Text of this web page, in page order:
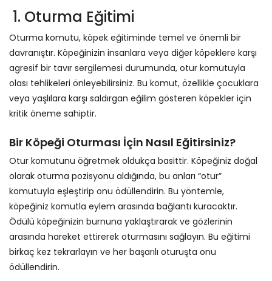
1. Oturma Eğitimi
Oturma komutu, köpek eğitiminde temel ve önemli bir
davranıştır. Köpeğinizin insanlara veya diğer köpeklere karşı
agresif bir tavır sergilemesi durumunda, otur komutuyla
olası tehlikeleri önleyebilirsiniz. Bu komut, özellikle çocuklara
veya yaşlılara karşı saldırgan eğilim gösteren köpekler için
kritik öneme sahiptir.
Bir Köpeği Oturması İçin Nasıl Eğitirsiniz?
Otur komutunu öğretmek oldukça basittir. Köpeğiniz doğal
olarak oturma pozisyonu aldığında, bu anları “otur”
komutuyla eşleştirip onu ödüllendirin. Bu yöntemle,
köpeğiniz komutla eylem arasında bağlantı kuracaktır.
Ödülü köpeğinizin burnuna yaklaştırarak ve gözlerinin
arasında hareket ettirerek oturmasını sağlayın. Bu eğitimi
birkaç kez tekrarlayın ve her başarılı oturuşta onu
ödüllendirin.